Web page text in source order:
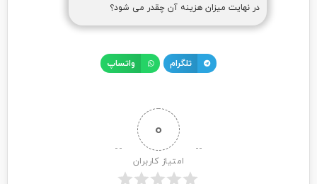
در نهایت میزان هزینه آن چقدر می شود؟
تلگرام واتساپ
0
امتیاز کاربران